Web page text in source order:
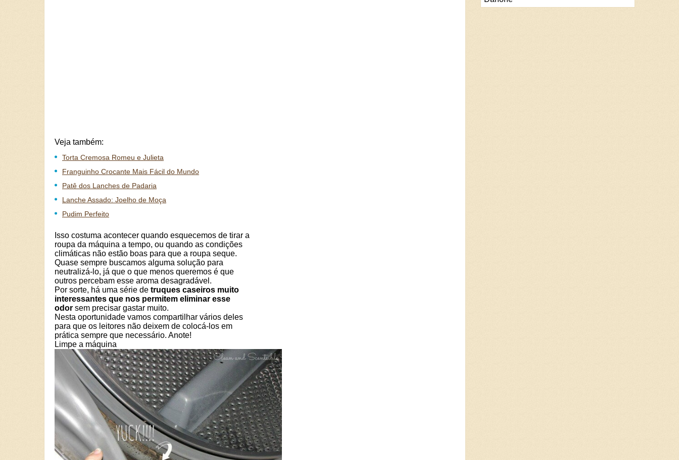
Veja também:
Torta Cremosa Romeu e Julieta
Franguinho Crocante Mais Fácil do Mundo
Patê dos Lanches de Padaria
Lanche Assado: Joelho de Moça
Pudim Perfeito
Isso costuma acontecer quando esquecemos de tirar a
roupa da máquina a tempo, ou quando as condições
climáticas não estão boas para que a roupa seque.
Quase sempre buscamos alguma solução para
neutralizá-lo, já que o que menos queremos é que
outros percebam esse aroma desagradável.
Por sorte, há uma série de truques caseiros muito
interessantes que nos permitem eliminar esse
odor sem precisar gastar muito.
Nesta oportunidade vamos compartilhar vários deles
para que os leitores não deixem de colocá-los em
prática sempre que necessário. Anote!
Limpe a máquina